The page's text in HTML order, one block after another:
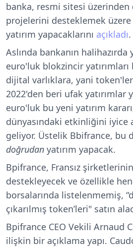
banka, resmi sitesi
projelerini desteklemek
yatırım yapacaklarını açıkladı.
Aslında bankanın halihazırda
euro'luk blokzincir
dijital varlıklara, yani
2022'den beri ufak yatırımlar
euro'luk bu yeni yatırım
dünyasındaki etkinliğini iyice
geliyor. Üstelik Bbifrance, bu
doğrudan yatırım yapacak.
Bpifrance, Fransız
destekleyecek ve özellikle
borsalarında listelenmemiş,
çıkarılmış token’leri" satın
Bpifrance CEO Vekili Arnaud
ilişkin bir açıklama yapı.